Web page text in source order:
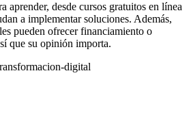
aprender, desde cursos gratuitos en línea
a implementar soluciones. Además,
pueden ofrecer financiamiento o
que su opinión importa.